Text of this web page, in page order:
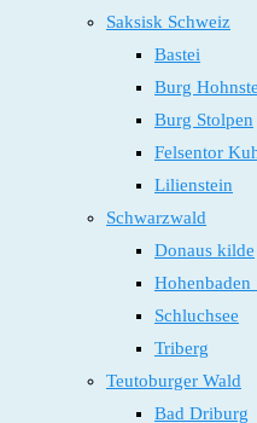
Saksisk Schweiz
Bastei
Burg
Burg Stolpen
Felsentor
Lilienstein
Schwarzwald
Donaus kilde
Hohenbaden
Schluchsee
Triberg
Teutoburger Wald
Bad Driburg